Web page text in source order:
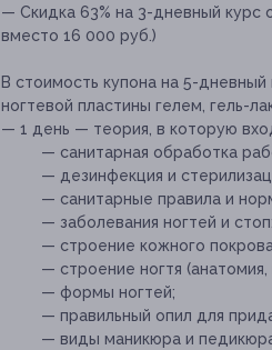
— Скидка 63% на 3-дневный курс
вместо 16 000 руб.)
В стоимость купона на 5-
ногтевой пластины гелем, гель-
— 1 день — теория, в которую
— санитарная обработка
— дезинфекция и
— санитарные правила и
— заболевания ногтей и стоп;
— строение кожного
— строение ногтя (анатомия,
— формы ногтей;
— правильный опил для
— виды маникюра и